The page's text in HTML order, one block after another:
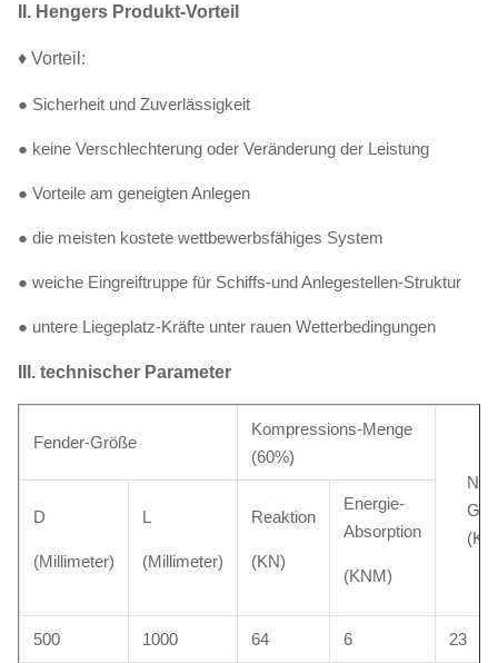
II. Hengers Produkt-Vorteil
♦ Vorteil:
● Sicherheit und Zuverlässigkeit
● keine Verschlechterung oder Veränderung der Leistung
● Vorteile am geneigten Anlegen
● die meisten kostete wettbewerbsfähiges System
● weiche Eingreiftruppe für Schiffs-und Anlegestellen-Struktur
● untere Liegeplatz-Kräfte unter rauen Wetterbedingungen
III. technischer Parameter
Fender-Größe
Kompressions-Menge
(60%)
D
(Millimeter)
L
(Millimeter)
Reaktion
(KN)
Energie-
Absorption
(KNM)
500 1000 64 6 23